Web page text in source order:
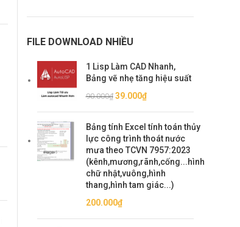
FILE DOWNLOAD NHIỀU
1 Lisp Làm CAD Nhanh,
Bảng vẽ nhẹ tăng hiệu suất
90.000₫ Giá
là:
90.000₫.
39.000₫Giá
tại
là:
39.000₫.
Bảng tính Excel tính toán thủy
lực công trình thoát nước
mưa theo TCVN 7957:2023
(kênh,mương,rãnh,cống...hình
chữ nhật,vuông,hình
thang,hình tam giác...)
200.000₫